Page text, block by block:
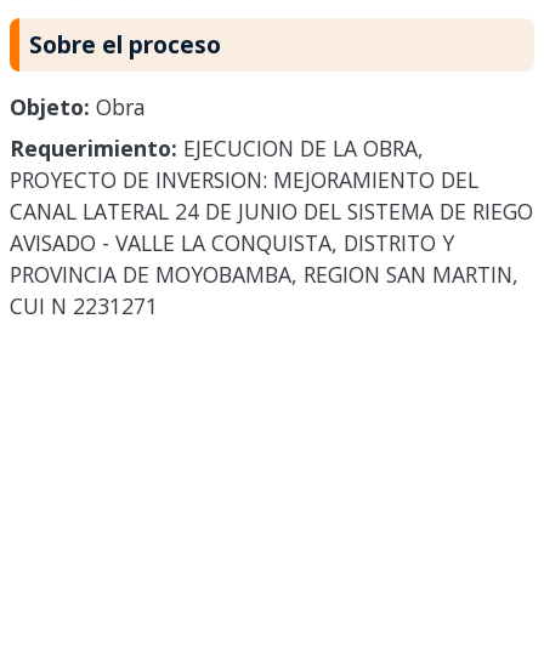
Sobre el proceso
Objeto: Obra
Requerimiento: EJECUCION DE LA OBRA,
PROYECTO DE INVERSION: MEJORAMIENTO DEL
CANAL LATERAL 24 DE JUNIO DEL SISTEMA DE RIEGO
AVISADO - VALLE LA CONQUISTA, DISTRITO Y
PROVINCIA DE MOYOBAMBA, REGION SAN MARTIN,
CUI N 2231271